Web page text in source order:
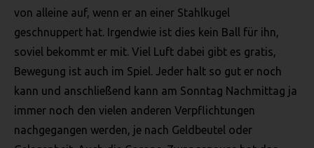
von alleine auf, wenn er an einer Stahlkugel
geschnuppert hat. Irgendwie ist dies kein Ball für ihn,
soviel bekommt er mit. Viel Luft dabei gibt es gratis,
Bewegung ist auch im Spiel. Jeder halt so gut er noch
kann und anschließend kann am Sonntag Nachmittag ja
immer noch den vielen anderen Verpflichtungen
nachgegangen werden, je nach Geldbeutel oder
Internetseite nutzerfreundlichere Services bereitstellen, die ohne
die Cookie-Setzung nicht möglich wären.
Mittels eines Cookies können die Informationen und Angebote
auf unserer Internetseite im Sinne des Benutzers optimiert
werden. Cookies ermöglichen uns, wie bereits erwähnt, die
Benutzer unserer Internetseite wiederzuerkennen. Zweck dieser
Wiedererkennung ist es, den Nutzern die Verwendung unserer
Internetseite zu erleichtern. Der Benutzer einer Internetseite, die